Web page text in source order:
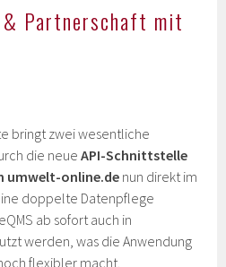
Partnerschaft mit
bringt zwei wesentliche
die neueAPI-Schnittstelle
umwelt-online.de nun direkt im
doppelte Datenpflege
ab sofort auch in
werden, was die Anwendung
flexibler macht.